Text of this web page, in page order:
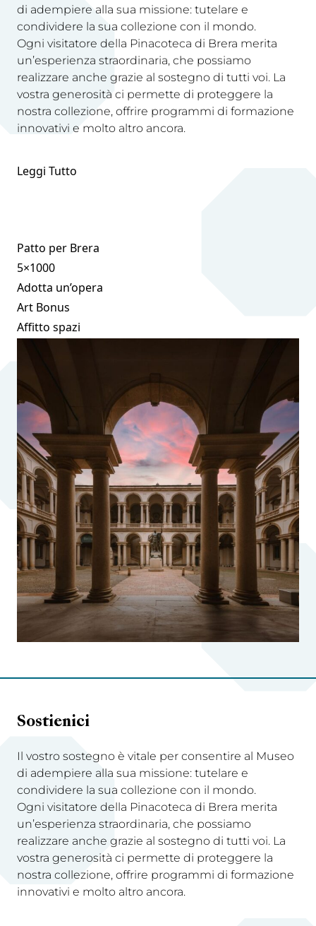
di adempiere alla sua missione: tutelare e
condividere la sua collezione con il mondo.
Ogni visitatore della Pinacoteca di Brera merita
un’esperienza straordinaria, che possiamo
realizzare anche grazie al sostegno di tutti voi. La
vostra generosità ci permette di proteggere la
nostra collezione, offrire programmi di formazione
innovativi e molto altro ancora.
Leggi Tutto
Patto per Brera
5×1000
Adotta un’opera
Art Bonus
Affitto spazi
Sostienici
Il vostro sostegno è vitale per consentire al Museo
di adempiere alla sua missione: tutelare e
condividere la sua collezione con il mondo.
Ogni visitatore della Pinacoteca di Brera merita
un’esperienza straordinaria, che possiamo
realizzare anche grazie al sostegno di tutti voi. La
vostra generosità ci permette di proteggere la
nostra collezione, offrire programmi di formazione
innovativi e molto altro ancora.